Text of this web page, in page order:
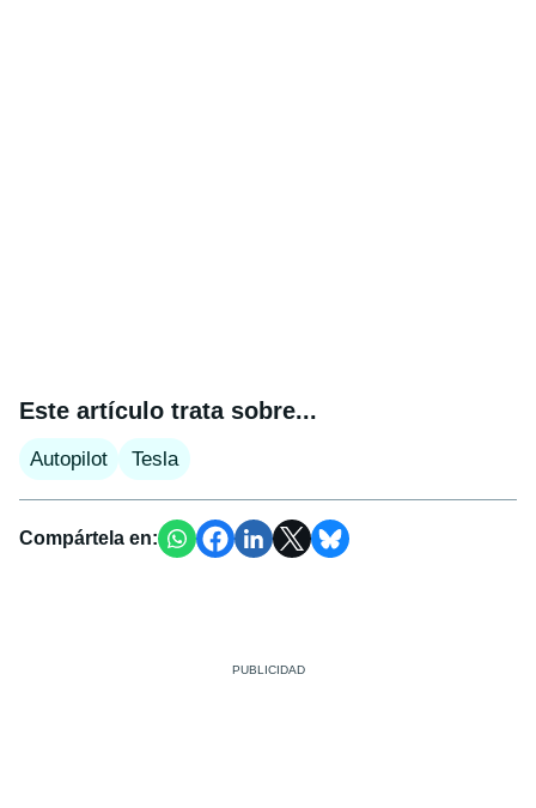
Este artículo trata sobre...
Autopilot Tesla
Compártela en: